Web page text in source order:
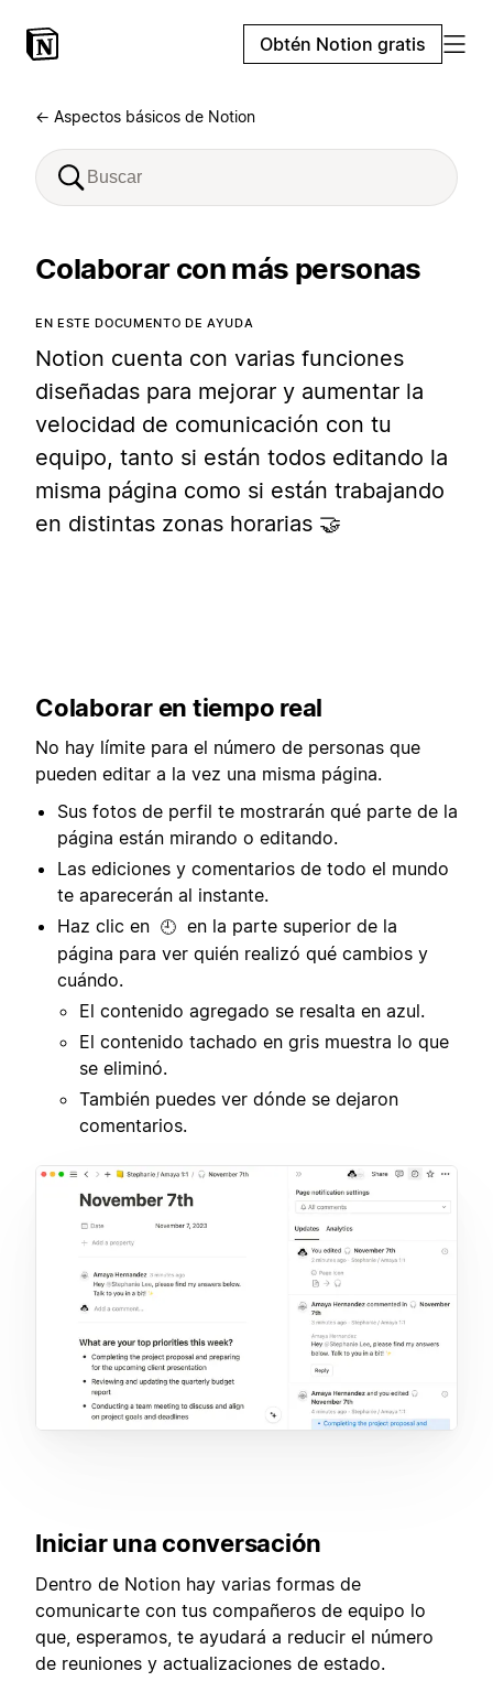
Obtén Notion gratis
← Aspectos básicos de Notion
Colaborar con más personas
EN ESTE DOCUMENTO DE AYUDA
Notion cuenta con varias funciones
diseñadas para mejorar y aumentar la
velocidad de comunicación con tu
equipo, tanto si están todos editando la
misma página como si están trabajando
en distintas zonas horarias 🤝
Colaborar en tiempo real
No hay límite para el número de personas que
pueden editar a la vez una misma página.
Sus fotos de perfil te mostrarán qué parte de la
página están mirando o editando.
Las ediciones y comentarios de todo el mundo
te aparecerán al instante.
Haz clic en 🕘 en la parte superior de la
página para ver quién realizó qué cambios y
cuándo.
El contenido agregado se resalta en azul.
El contenido tachado en gris muestra lo que
se eliminó.
También puedes ver dónde se dejaron
comentarios.
Iniciar una conversación
Dentro de Notion hay varias formas de
comunicarte con tus compañeros de equipo lo
que, esperamos, te ayudará a reducir el número
de reuniones y actualizaciones de estado.